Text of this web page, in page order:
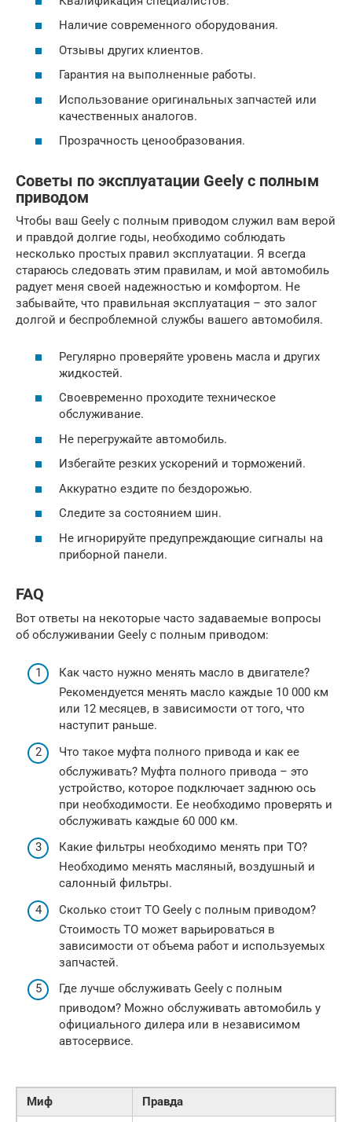
Наличие современного оборудования.
Отзывы других клиентов.
Гарантия на выполненные работы.
Использование оригинальных запчастей или
качественных аналогов.
Прозрачность ценообразования.
Советы по эксплуатации Geely с полным
приводом
Чтобы ваш Geely с полным приводом служил вам верой
и правдой долгие годы, необходимо соблюдать
несколько простых правил эксплуатации. Я всегда
стараюсь следовать этим правилам, и мой автомобиль
радует меня своей надежностью и комфортом. Не
забывайте, что правильная эксплуатация – это залог
долгой и беспроблемной службы вашего автомобиля.
Регулярно проверяйте уровень масла и других
жидкостей.
Своевременно проходите техническое
обслуживание.
Не перегружайте автомобиль.
Избегайте резких ускорений и торможений.
Аккуратно ездите по бездорожью.
Следите за состоянием шин.
Не игнорируйте предупреждающие сигналы на
приборной панели.
FAQ
Вот ответы на некоторые часто задаваемые вопросы
об обслуживании Geely с полным приводом:
Как часто нужно менять масло в двигателе?
Рекомендуется менять масло каждые 10 000 км
или 12 месяцев, в зависимости от того, что
наступит раньше.
Что такое муфта полного привода и как ее
обслуживать? Муфта полного привода – это
устройство, которое подключает заднюю ось
при необходимости. Ее необходимо проверять и
обслуживать каждые 60 000 км.
Какие фильтры необходимо менять при ТО?
Необходимо менять масляный, воздушный и
салонный фильтры.
Сколько стоит ТО Geely с полным приводом?
Стоимость ТО может варьироваться в
зависимости от объема работ и используемых
запчастей.
Где лучше обслуживать Geely с полным
приводом? Можно обслуживать автомобиль у
официального дилера или в независимом
автосервисе.
Миф
Правда